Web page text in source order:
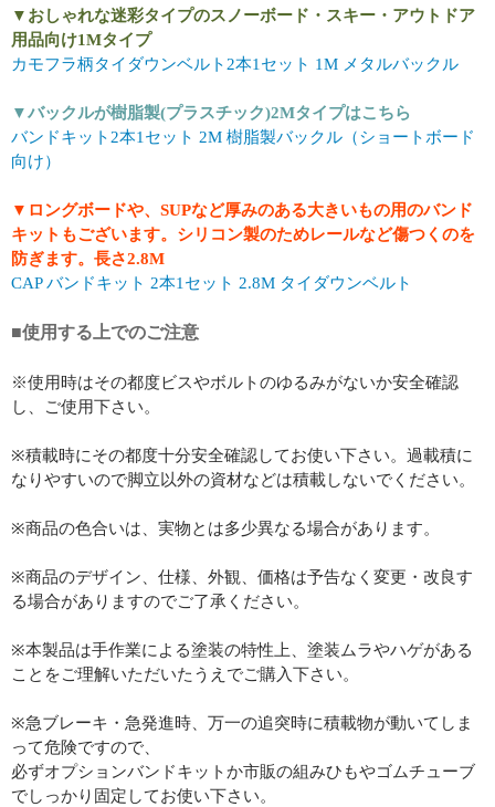
▼おしゃれな迷彩タイプのスノーボード・スキー・アウトドア
用品向け1Mタイプ
カモフラ柄タイダウンベルト2本1セット 1M メタルバックル
▼バックルが樹脂製(プラスチック)2Mタイプはこちら
バンドキット2本1セット 2M 樹脂製バックル（ショートボード
向け）
▼ロングボードや、SUPなど厚みのある大きいもの用のバンド
キットもございます。シリコン製のためレールなど傷つくのを
防ぎます。長さ2.8M
CAP バンドキット 2本1セット 2.8M タイダウンベルト
■使用する上でのご注意
※使用時はその都度ビスやボルトのゆるみがないか安全確認
し、ご使用下さい。
※積載時にその都度十分安全確認してお使い下さい。過載積に
なりやすいので脚立以外の資材などは積載しないでください。
※商品の色合いは、実物とは多少異なる場合があります。
※商品のデザイン、仕様、外観、価格は予告なく変更・改良す
る場合がありますのでご了承ください。
※本製品は手作業による塗装の特性上、塗装ムラやハゲがある
ことをご理解いただいたうえでご購入下さい。
※急ブレーキ・急発進時、万一の追突時に積載物が動いてしま
って危険ですので、
必ずオプションバンドキットか市販の組みひもやゴムチューブ
でしっかり固定してお使い下さい。